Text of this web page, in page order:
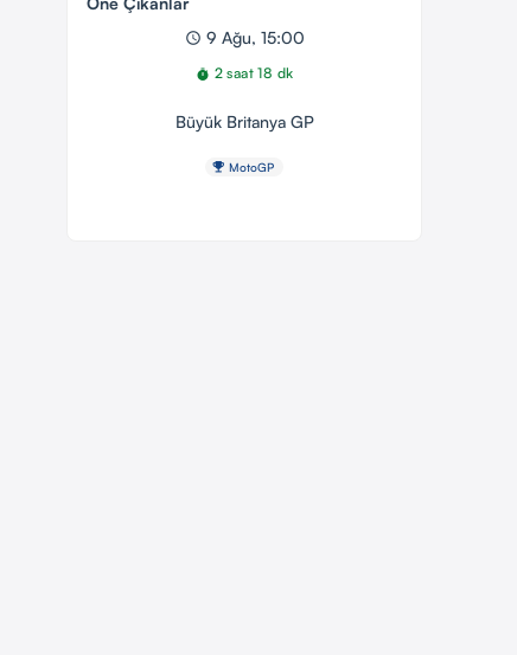
schedule 9 Ağu, 15:00
timer 2 saat 18 dk
Büyük Britanya GP
emoji_events MotoGP